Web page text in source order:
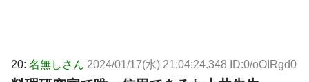
20: 名無しさん 2024/01/17(水) 21:04:24.348 ID:0/oOIRgd0